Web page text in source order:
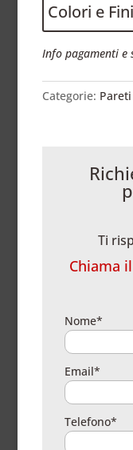
Colori e
Info pagamenti e
Categorie:
Ti
Chiama
Nome*
Email*
Telefono*